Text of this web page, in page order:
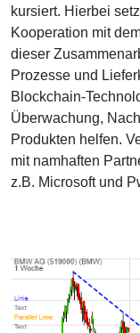
kursiert. Hierbei
Kooperation mit
dieser
Prozesse und
Blockchain-
Überwachung,
Produkten helfen.
mit namhaften
z.B. Microsoft und